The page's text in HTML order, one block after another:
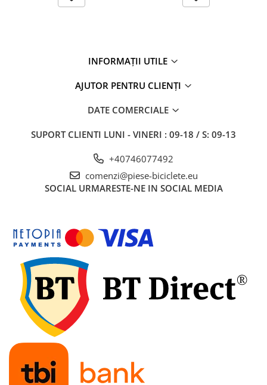
Vulcanizare
Angrenaje
Apărătoare Lanț
Ax Pedalier
Braț Pedale
Casete
Ghidaj/Întinzător Lanț
Lanț
INFORMAȚII UTILE
AJUTOR PENTRU CLIENȚI
DATE COMERCIALE
SUPORT CLIENTI LUNI - VINERI : 09-18 / S: 09-13
+40746077492
comenzi@piese-biciclete.eu
SOCIAL URMARESTE-NE IN SOCIAL MEDIA